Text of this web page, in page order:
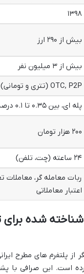
۱۳۹۸
بیش از ۲۹۰ ارز
بیش از ۳ میلیون نفر
OTC, P2P (تتری و تومانی)
پله ای، بین ۰.۳۵ تا ۰.۱ درصد
۲۰۰ هزار تومان
۲۴ ساعته (چت، تلفن)
ربات معامله گر،
اعتبار معاملاتی
شده برای
از پلتفرم های مطرح
کرده است. این صرافی با